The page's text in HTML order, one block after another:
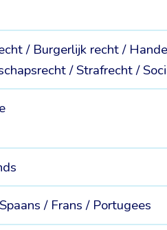
/ Burgerlijk recht /
/Strafrecht /
Spaans / Frans / Portugees